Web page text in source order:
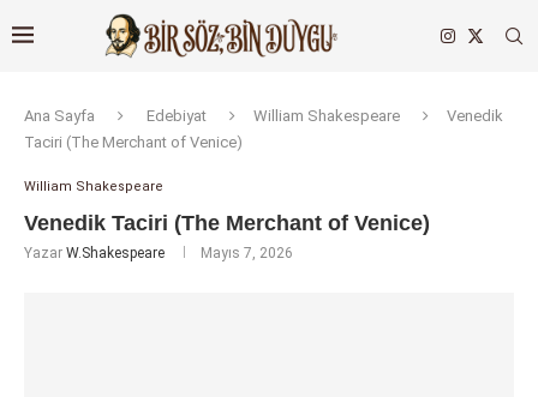
Ana Sayfa Edebiyat William Shakespeare
Venedik
Taciri (The Merchant of Venice)
William Shakespeare
Venedik Taciri (The Merchant of Venice)
Yazar W.Shakespeare Mayıs 7, 2026